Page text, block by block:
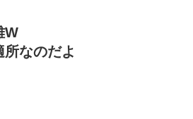
W
なのだよ